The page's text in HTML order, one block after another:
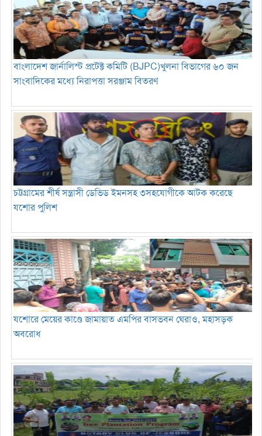
বাংলাদেশ জার্নালিস্ট প্রটেক্ট কমিটি (BJPC)খুলনা বিভাগের ৬০ জন
সাংবাদিকের মধ্যে নিরাপত্তা সরঞ্জাম বিতরণ
চট্টগ্রামের শীর্ষ সন্ত্রাসী ডেভিড ইমনসহ ৩সহযোগীকে আটক করেছে
যশোর পুলিশ
যশোরে মেয়ের কাণ্ডে জামায়াত এমপির বাসভবন ঘেরাও, মহাসড়ক
অবরোধ